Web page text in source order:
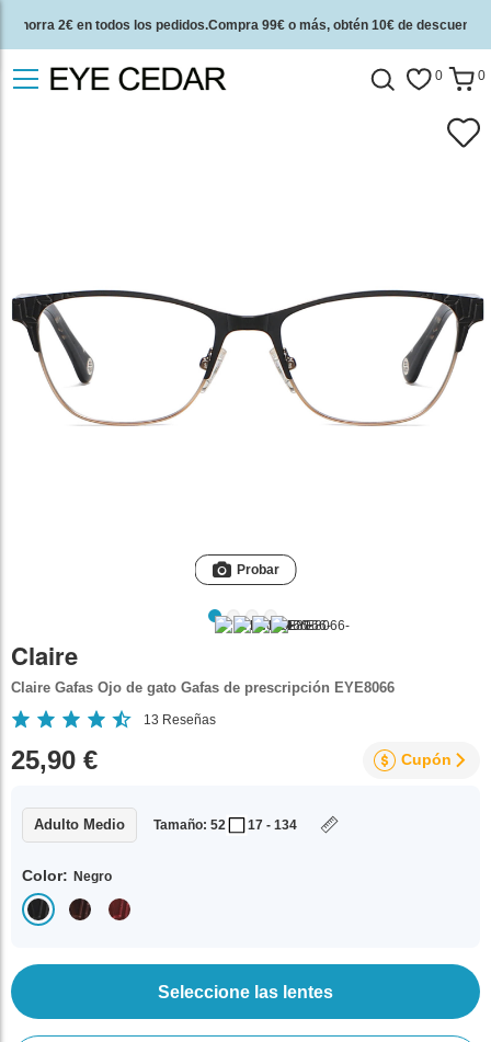
Ahorra 2€ en todos los pedidos.Compra 99€ o más, obtén 10€ de descuento.
2 años de garantía de calidad y 30 días de garantía de devolución del dinero.
0 0
Probar
Claire
Claire Gafas Ojo de gato Gafas de prescripción EYE8066
13 Reseñas
25,90 € Cupón
Adulto Medio Tamaño: 52 17 - 134
Color: Negro
Seleccione las lentes